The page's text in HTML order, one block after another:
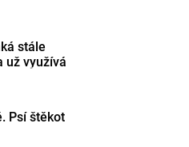
stále
už využívá
Psí štěkot